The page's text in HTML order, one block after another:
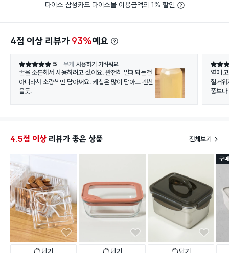
다이소 삼성카드 다이소몰 이용금액의 1% 할인
4점 이상 리뷰가 93%예요
별점 5점 5 무게 사용하기 가벼워요
꿀을 소분해서 사용하려고 샀어요. 완전히 밀폐되는건
아니라서 소량씩만 담아써요. 케첩은 많이 담아도 갠찬
을듯.
별점 4
옆에
헐거워
품보다
4.5점 이상 리뷰가 좋은 상품 전체보기
담기 담기 담기
구